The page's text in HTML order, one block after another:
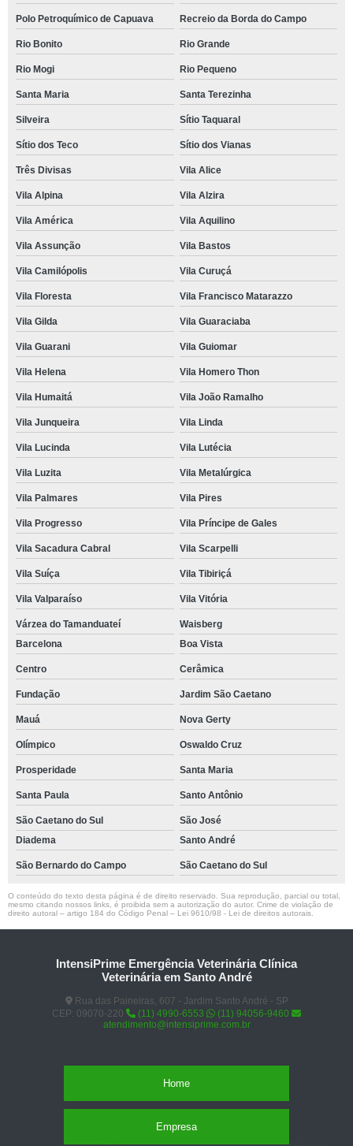
Polo Petroquímico de Capuava Recreio da Borda do Campo
Rio Bonito Rio Grande
Rio Mogi Rio Pequeno
Santa Maria Santa Terezinha
Silveira Sítio Taquaral
Sítio dos Teco Sítio dos Vianas
Três Divisas Vila Alice
Vila Alpina Vila Alzira
Vila América Vila Aquilino
Vila Assunção Vila Bastos
Vila Camilópolis Vila Curuçá
Vila Floresta Vila Francisco Matarazzo
Vila Gilda Vila Guaraciaba
Vila Guarani Vila Guiomar
Vila Helena Vila Homero Thon
Vila Humaitá Vila João Ramalho
Vila Junqueira Vila Linda
Vila Lucinda Vila Lutécia
Vila Luzita Vila Metalúrgica
Vila Palmares Vila Pires
Vila Progresso Vila Príncipe de Gales
Vila Sacadura Cabral Vila Scarpelli
Vila Suíça Vila Tibiriçá
Vila Valparaíso Vila Vitória
Várzea do Tamanduateí
Waisberg
Barcelona
Boa Vista
Centro Cerâmica
Fundação Jardim São Caetano
Mauá Nova Gerty
Olímpico Oswaldo Cruz
Prosperidade Santa Maria
Santa Paula Santo Antônio
São Caetano do Sul
São José
Diadema
Santo André
São Bernardo do Campo São Caetano do Sul
O conteúdo do texto desta página é de direito reservado. Sua reprodução, parcial ou total,
mesmo citando nossos links, é proibida sem a autorização do autor. Crime de violação de
direito autoral – artigo 184 do Código Penal – Lei 9610/98 - Lei de direitos autorais
IntensiPrime Emergência Veterinária Clínica
Veterinária em Santo André
Rua das Paineiras, 607 - Jardim Santo André - SP
CEP: 09070-220
(11) 4990-6553
(11) 94056-9460
atendimento@intensiprime.com.br
Home
Empresa